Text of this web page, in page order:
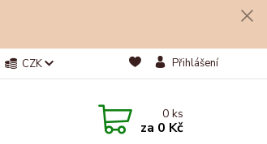
CZK Přihlášení
0ks
za 0 Kč